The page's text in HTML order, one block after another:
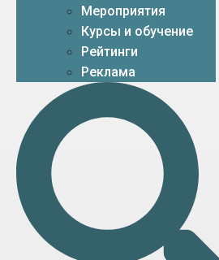
Мероприятия
Курсы и обучение
Рейтинги
Реклама